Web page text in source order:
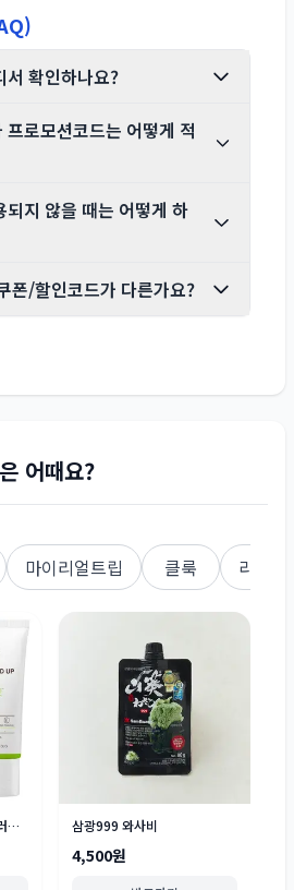
서 확인하나요?
로모션코드는 어떻게 적
되지 않을 때는 어떻게 하
폰/할인코드가 다른가요?
어때요?
마이리얼트립 클룩 라쿠텐
닥터지 그린 마일드 업 플러스 선크림 SPF50+ PA++++ 삼광999 와사비
4,500원